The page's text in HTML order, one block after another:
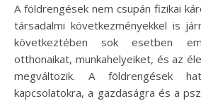
A földrengések nem csupán fizikai
társadalmi következményekkel is
következtében sok esetben
otthonaikat, munkahelyeiket, és az
megváltozik. A földrengések
kapcsolatokra, a gazdaságra és a